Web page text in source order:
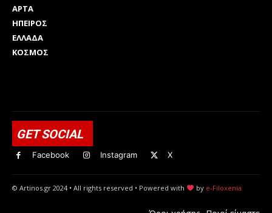
ΑΡΤΑ
ΗΠΕΙΡΟΣ
ΕΛΛΑΔΑ
ΚΟΣΜΟΣ
GET SOCIAL
Facebook Instagram X
© Artinos.gr 2024 • All rights reserved • Powered with by e-Filoxenia